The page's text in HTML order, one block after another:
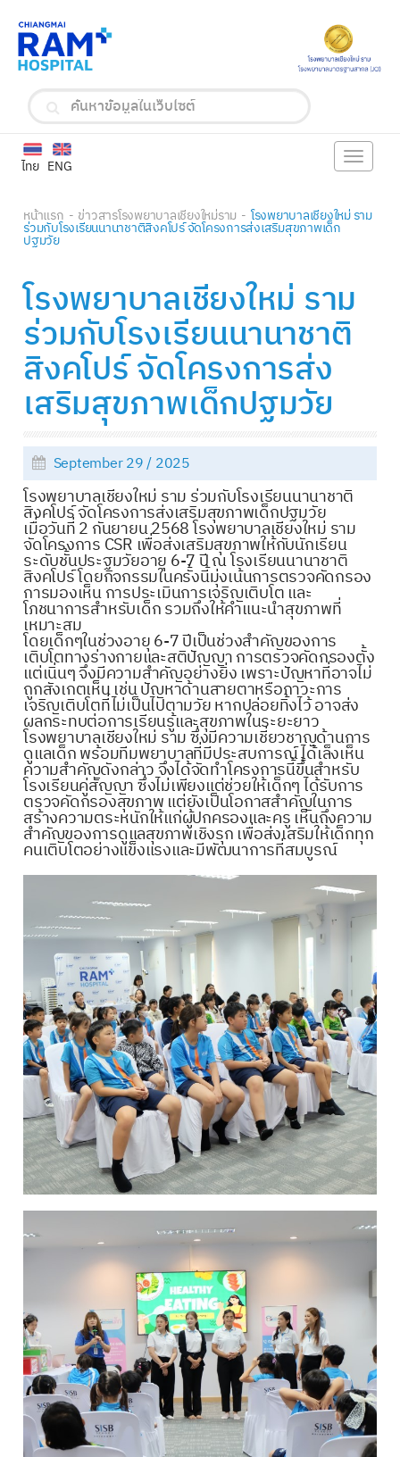
ENG
ไทย Toggle
หน้าแรก ข่าวสารโรงพยาบาลเชียงใหม่ราม โรงพยาบาลเชียงใหม่ ราม
ร่วมกับโรงเรียนนานาชาติสิงคโปร์ จัดโครงการส่งเสริมสุขภาพเด็ก
ปฐมวัย
โรงพยาบาลเชียงใหม่ ราม
ร่วมกับโรงเรียนนานาชาติ
สิงคโปร์ จัดโครงการส่ง
เสริมสุขภาพเด็กปฐมวัย
September 29 / 2025
โรงพยาบาลเชียงใหม่ ราม ร่วมกับโรงเรียนนานาชาติ
สิงคโปร์ จัดโครงการส่งเสริมสุขภาพเด็กปฐมวัย
เมื่อวันที่ 2 กันยายน 2568 โรงพยาบาลเชียงใหม่ ราม
จัดโครงการ CSR เพื่อส่งเสริมสุขภาพให้กับนักเรียน
ระดับชั้นประฐมวัยอายุ 6-7 ปี ณ โรงเรียนนานาชาติ
สิงคโปร์ โดยกิจกรรมในครั้งนี้มุ่งเน้นการตรวจคัดกรอง
การมองเห็น การประเมินการเจริญเติบโต และ
โภชนาการสำหรับเด็ก รวมถึงให้คำแนะนำสุขภาพที่
เหมาะสม
โดยเด็กๆในช่วงอายุ 6-7 ปีเป็นช่วงสำคัญของการ
เติบโตทางร่างกายและสติปัญญา การตรวจคัดกรองตั้ง
แต่เนิ่นๆ จึงมีความสำคัญอย่างยิ่ง เพราะปัญหาที่อาจไม่
ถูกสังเกตเห็น เช่น ปัญหาด้านสายตาหรือภาวะการ
เจริญเติบโตที่ไม่เป็นไปตามวัย หากปล่อยทิ้งไว้ อาจส่ง
ผลกระทบต่อการเรียนรู้และสุขภาพในระยะยาว
โรงพยาบาลเชียงใหม่ ราม ซึ่งมีความเชี่ยวชาญด้านการ
ดูแลเด็ก พร้อมทีมพยาบาลที่มีประสบการณ์ ได้เล็งเห็น
ความสำคัญดังกล่าว จึงได้จัดทำโครงการนี้ขึ้นสำหรับ
โรงเรียนคู่สัญญา ซึ่งไม่เพียงแต่ช่วยให้เด็กๆ ได้รับการ
ตรวจคัดกรองสุขภาพ แต่ยังเป็นโอกาสสำคัญในการ
สร้างความตระหนักให้แก่ผู้ปกครองและครู เห็นถึงความ
สำคัญของการดูแลสุขภาพเชิงรุก เพื่อส่งเสริมให้เด็กทุก
คนเติบโตอย่างแข็งแรงและมีพัฒนาการที่สมบูรณ์